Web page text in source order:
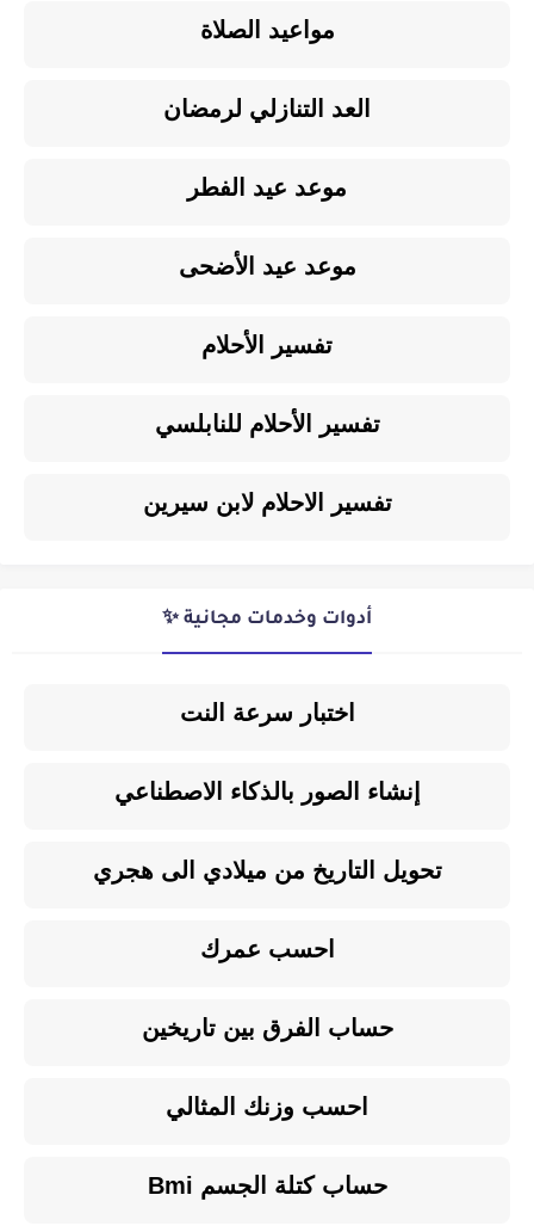
مواعيد الصلاة
العد التنازلي لرمضان
موعد عيد الفطر
موعد عيد الأضحى
تفسير الأحلام
تفسير الأحلام للنابلسي
تفسير الاحلام لابن سيرين
أدوات وخدمات مجانية ✨
اختبار سرعة النت
إنشاء الصور بالذكاء الاصطناعي
تحويل التاريخ من ميلادي الى هجري
احسب عمرك
حساب الفرق بين تاريخين
احسب وزنك المثالي
حساب كتلة الجسم Bmi